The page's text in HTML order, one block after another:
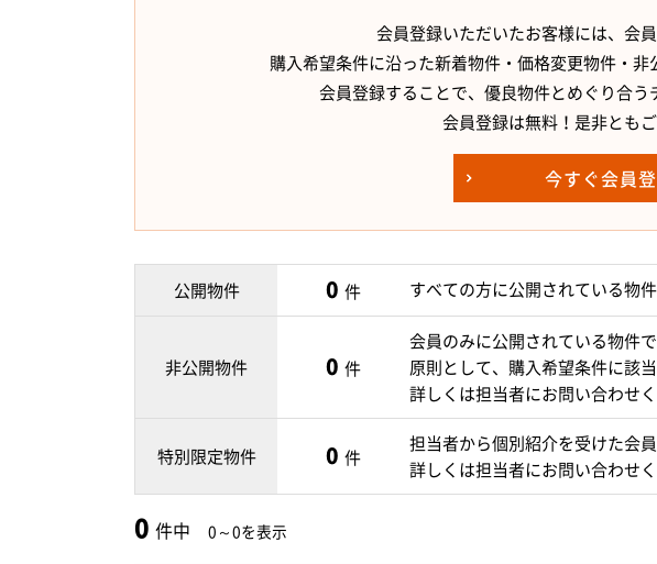
会員登録いただいたお客様には、会
購入希望条件に沿った新着物件・価格変更物件・非
会員登録することで、優良物件とめぐり合う
会員登録は無料！是非とも
今すぐ会員
公開物件 0 件 すべての方に公開されている物件
非公開物件 0 件
会員のみに公開されている物件で
原則として、購入希望条件に該
詳しくは担当者にお問い合わせく
特別限定物件 0 件
担当者から個別紹介を受けた会
詳しくは担当者にお問い合わせく
0 件中 0～0を表示